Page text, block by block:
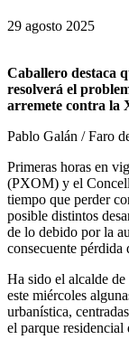
29 agosto 2025
Caballero destaca
resolverá el
arremete contra la
Pablo Galán / Faro
Primeras horas en
(PXOM) y el
tiempo que perder
posible distintos
de lo debido por la
consecuente
Ha sido el alcalde
este miércoles
urbanística,
el parque residencial